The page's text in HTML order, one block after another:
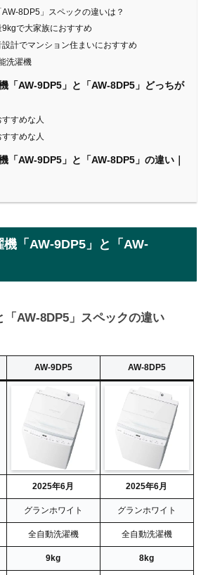
AW-8DP5」スペックの違いは？
で大家族におすすめ
計でマンション住まいにおすすめ
洗濯機
「AW-9DP5」と「AW-8DP5」どっちが
すすめな人
すすめな人
「AW-9DP5」と「AW-8DP5」の違い｜
「AW-9DP5」と「AW-
「AW-8DP5」スペックの違い
AW-9DP5 AW-8DP5
2025年6月 2025年6月
グランホワイト グランホワイト
全自動洗濯機 全自動洗濯機
9kg 8kg